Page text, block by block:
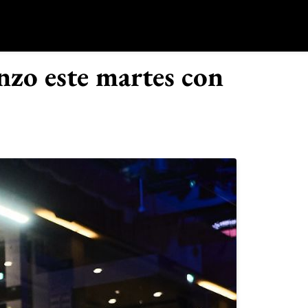
este martes con